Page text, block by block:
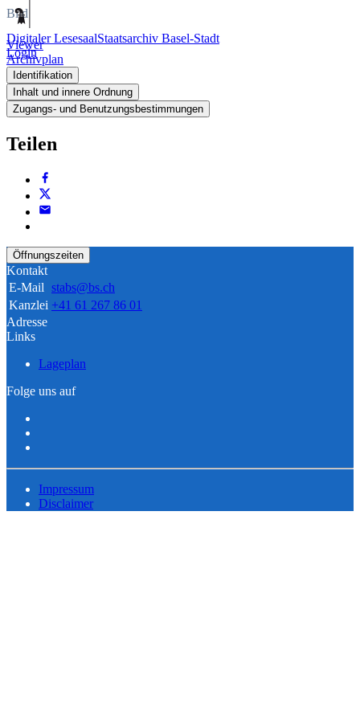
Digitaler LesesaalStaatsarchiv Basel-Stadt
Login
Bild
Viewer
Archivplan
Identifikation
Inhalt und innere Ordnung
Zugangs- und Benutzungsbestimmungen
Teilen
Öffnungszeiten
Kontakt
E-Mail stabs@bs.ch
Kanzlei +41 61 267 86 01
Adresse
Links
Lageplan
Folge uns auf
Impressum
Disclaimer